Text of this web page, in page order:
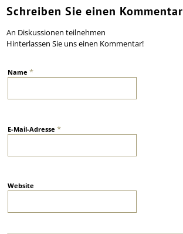
Schreiben Sie einen Kommentar
An Diskussionen teilnehmen
Hinterlassen Sie uns einen Kommentar!
Name*
E-Mail-Adresse*
Website